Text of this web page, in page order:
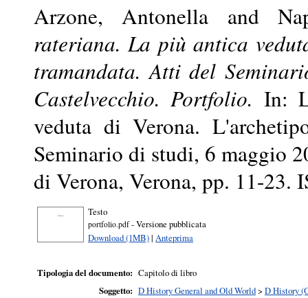
Arzone, Antonella and
rateriana. La più antica
tramandata. Atti del
Castelvecchio. Portfolio. In:
veduta di Verona.
Seminario di studi, 6 maggio
di Verona, Verona, pp. 11-23.
Testo
portfolio.pdf- Versione pubblicata
Download (1MB)| Anteprima
Tipologia del documento: Capitolo di libro
Soggetto: D History General and Old World> D History